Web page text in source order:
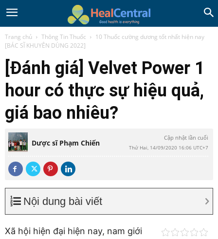
Trang chủ Thông Tin Thuốc
10 Thuốc cường dương tốt nhất hiện nay
[BÁC SĨ KHUYÊN DÙNG 2022]
[Đánh giá] Velvet Power 1
hour có thực sự hiệu quả,
giá bao nhiêu?
Dược sĩ Phạm Chiến
Cập nhật lần cuối
Thứ Hai, 14/09/2020 16:06 UTC+7
Nội dung bài viết
Xã hội hiện đại hiện nay, nam giới